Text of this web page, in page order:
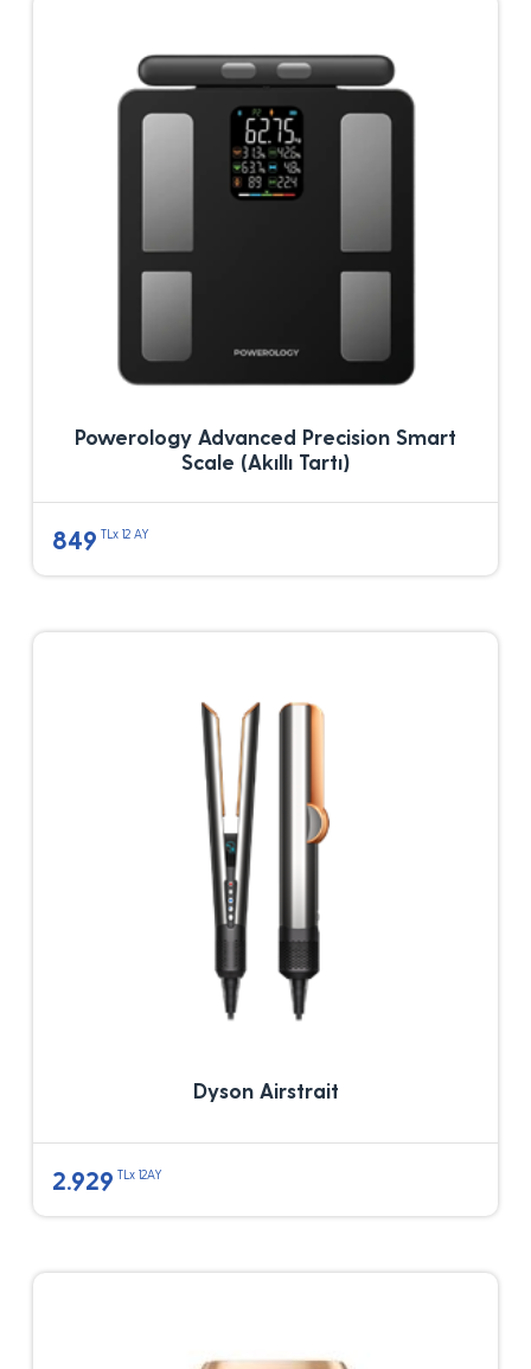
Powerology Advanced Precision Smart
Scale (Akıllı Tartı)
849 TLx 12 AY
Dyson Airstrait
2.929 TLx 12AY